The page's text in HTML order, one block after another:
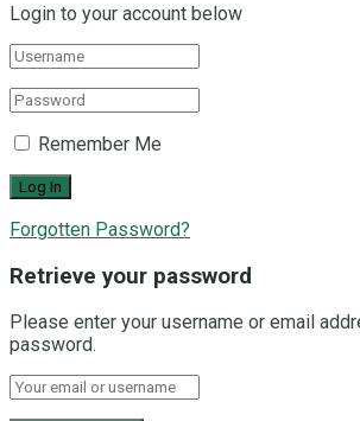
Login to your account below
Remember Me
Forgotten Password?
Retrieve your password
Please enter your username or email
password.